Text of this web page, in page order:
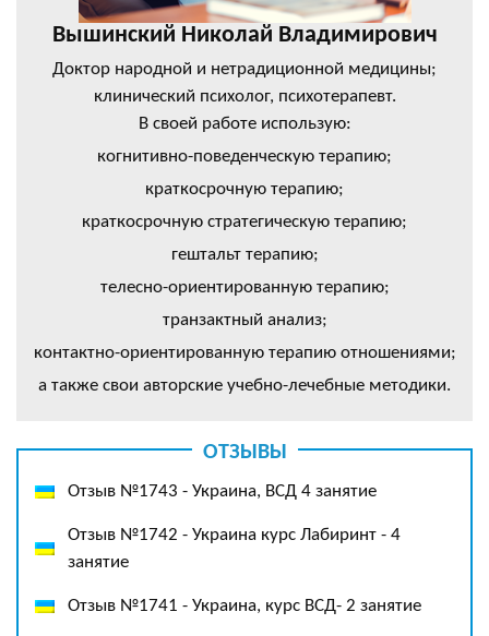
Вышинский Николай Владимирович
Доктор народной и нетрадиционной медицины;
клинический психолог, психотерапевт.
В своей работе использую:
когнитивно-поведенческую терапию;
краткосрочную терапию;
краткосрочную стратегическую терапию;
гештальт терапию;
телесно-ориентированную терапию;
транзактный анализ;
контактно-ориентированную терапию отношениями;
а также свои авторские учебно-лечебные методики.
ОТЗЫВЫ
Отзыв №1743 - Украина, ВСД 4 занятие
Отзыв №1742 - Украина курс Лабиринт - 4
занятие
Отзыв №1741 - Украина, курс ВСД- 2 занятие